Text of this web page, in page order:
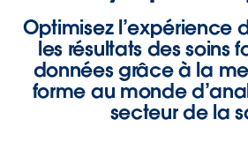
Optimisez l’expérience
les résultats des soins
données grâce à la
forme au monde
secteur de la